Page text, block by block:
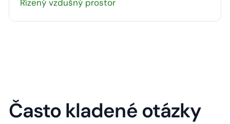
Řízený vzdušný prostor
Často kladené otázky